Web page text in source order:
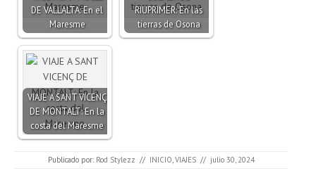
DE VALLALTA: En el
Maresme
RIUPRIMER: En las
tierras de Osona
VIAJE A SANT VICENÇ
DE MONTALT: En la
costa del Maresme
Publicado por: Rod Stylezz // INICIO VIAJES // julio 30, 2024